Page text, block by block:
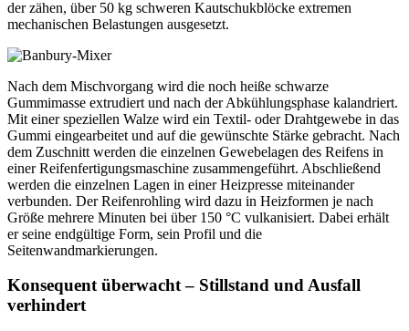
der zähen, über 50 kg schweren Kautschukblöcke extremen
mechanischen Belas­tungen ausgesetzt.
Nach dem Mischvorgang wird die noch heiße schwarze
Gummimasse extrudiert und nach der Abkühlungsphase kalandriert.
Mit einer speziellen Walze wird ein Textil- oder Drahtgewebe in das
Gummi eingearbeitet und auf die gewünschte Stärke gebracht. Nach
dem Zuschnitt werden die einzelnen Gewebelagen des Reifens in
einer Reifenfertigungsmaschine zusammengeführt. Abschließend
werden die einzelnen Lagen in einer Heizpresse miteinander
verbunden. Der Reifenrohling wird dazu in Heizformen je nach
Größe mehrere Minuten bei über 150 °C vulkanisiert. Dabei erhält
er seine endgültige Form, sein Profil und die
Seitenwandmarkierungen.
Konsequent überwacht – Stillstand und Ausfall
verhindert